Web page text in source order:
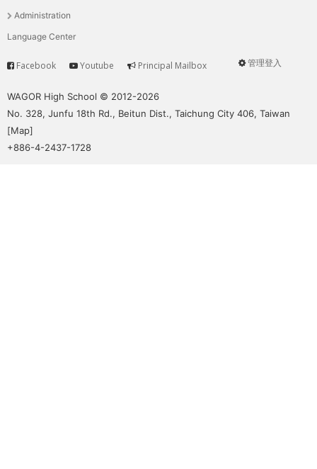
單Administration
Language Center
User
管理登入
Service
Facebook Youtube Principal Mailbox
WAGOR High School © 2012-2026
No. 328, Junfu 18th Rd., Beitun Dist., Taichung City 406, Taiwan
[Map]
+886-4-2437-1728